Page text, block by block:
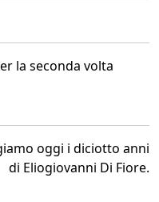
la seconda volta
oggi i diciotto anni
di Eliogiovanni Di Fiore.